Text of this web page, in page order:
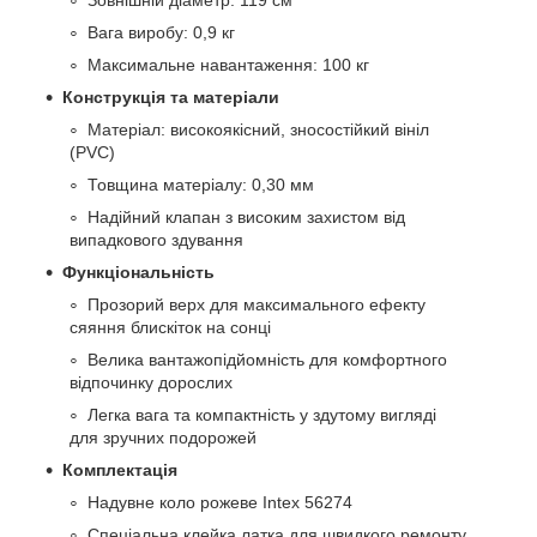
Вага виробу: 0,9 кг
Максимальне навантаження: 100 кг
Конструкція та матеріали
Матеріал: високоякісний, зносостійкий вініл
(PVC)
Товщина матеріалу: 0,30 мм
Надійний клапан з високим захистом від
випадкового здування
Функціональність
Прозорий верх для максимального ефекту
сяяння блискіток на сонці
Велика вантажопідйомність для комфортного
відпочинку дорослих
Легка вага та компактність у здутому вигляді
для зручних подорожей
Комплектація
Надувне коло рожеве Intex 56274